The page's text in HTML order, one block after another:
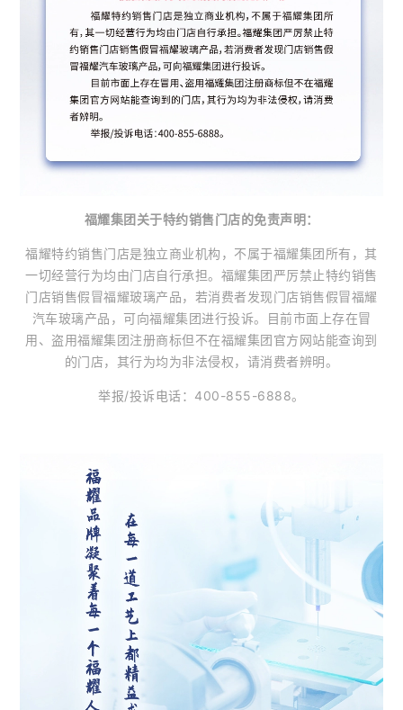
福耀集团关于特约销售门店的免责声明：
福耀特约销售门店是独立商业机构，不属于福耀集团所有，其
一切经营行为均由门店自行承担。福耀集团严厉禁止特约销售
门店销售假冒福耀玻璃产品，若消费者发现门店销售假冒福耀
汽车玻璃产品，可向福耀集团进行投诉。目前市面上存在冒
用、盗用福耀集团注册商标但不在福耀集团官方网站能查询到
的门店，其行为均为非法侵权，请消费者辨明。
举报/投诉电话：400-855-6888。